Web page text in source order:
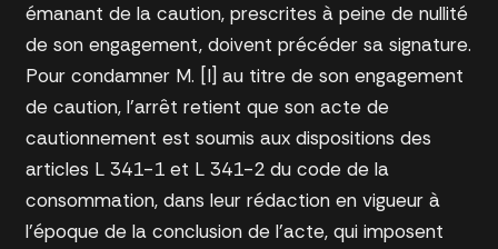
émanant de la caution, prescrites à peine de nullité
de son engagement, doivent précéder sa signature.
Pour condamner M. [I] au titre de son engagement
de caution, l’arrêt retient que son acte de
cautionnement est soumis aux dispositions des
articles L 341-1 et L 341-2 du code de la
consommation, dans leur rédaction en vigueur à
l’époque de la conclusion de l’acte, qui imposent